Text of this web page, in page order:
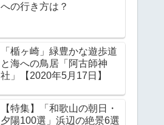
への行き方は？
「楯ヶ崎」緑豊かな遊歩道
と海への鳥居「阿古師神
社」【2020年5月17日】
【特集】「和歌山の朝日・
夕陽100選」浜辺の絶景6選